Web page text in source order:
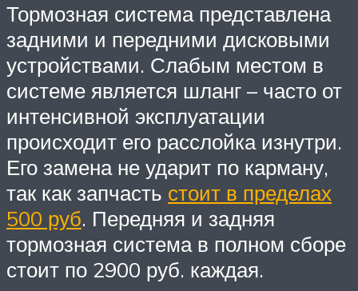
Тормозная система представлена
задними и передними дисковыми
устройствами. Слабым местом в
системе является шланг – часто от
интенсивной эксплуатации
происходит его расслойка изнутри.
Его замена не ударит по карману,
так как запчасть стоит в пределах
500 руб. Передняя и задняя
тормозная система в полном сборе
стоит по 2900 руб. каждая.